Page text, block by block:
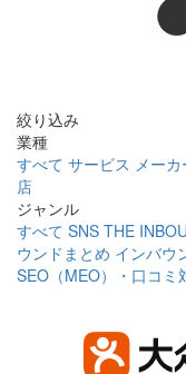
絞り込み
業種
すべて サービス メーカ
店
ジャンル
すべて SNS THE
ウンドまとめ インバウ
SEO（MEO）・口コミ